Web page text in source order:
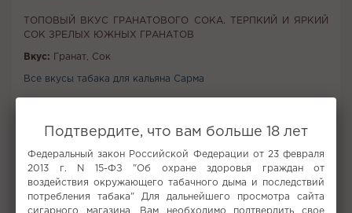
ТОПОВЫЙ ВКУС ГРАНАТОВОГО СОКА. ТЕРПКИЙ И ЯРКИЙ
СОК ЗРЕЛЫХ ЮЖНЫХ ГРАНАТОВ
Вкус: Гранат, Сок
Все вкусы табака для кальяна Сарма
Подтвердите, что вам больше 18 лет
Федеральный закон Российской Федерации от 23 февраля
2013 г. N 15-ФЗ "Об охране здоровья граждан от
воздействия окружающего табачного дыма и последствий
потребления табака" Для дальнейшего просмотра сайта
сигарного магазина, Вам необходимо подтвердить свое